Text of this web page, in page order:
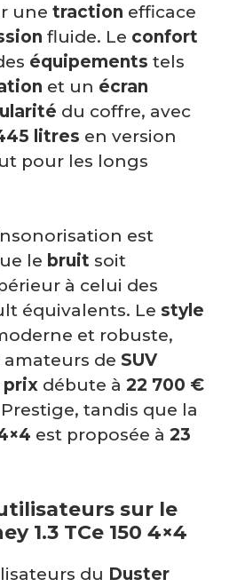
une traction efficace
fluide. Le confort
équipements tels
et un écran
du coffre, avec
litres en version
pour les longs
est
le bruit soit
à celui des
équivalents. Le style
et robuste,
de SUV
prix débute à 22 700 €
tandis que la
est proposée à 23
sur le
1.3 TCe 150 4×4
du Duster